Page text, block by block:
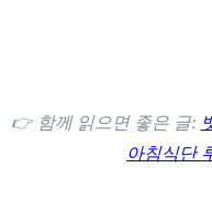
👉 함께 읽으면 좋은 글:
아침식단